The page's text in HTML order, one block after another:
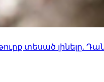
տեսած լինելը.